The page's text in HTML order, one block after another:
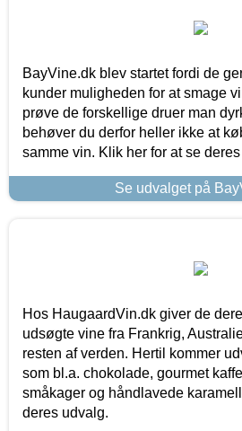
BayVine.dk blev startet fordi de
kunder muligheden for at smage
prøve de forskellige druer man
behøver du derfor heller ikke at
samme vin. Klik her for at se
Se udvalget på
Hos HaugaardVin.dk giver de
udsøgte vine fra Frankrig,
resten af verden. Hertil kommer
som bl.a. chokolade, gourmet
småkager og håndlavede
deres udvalg.